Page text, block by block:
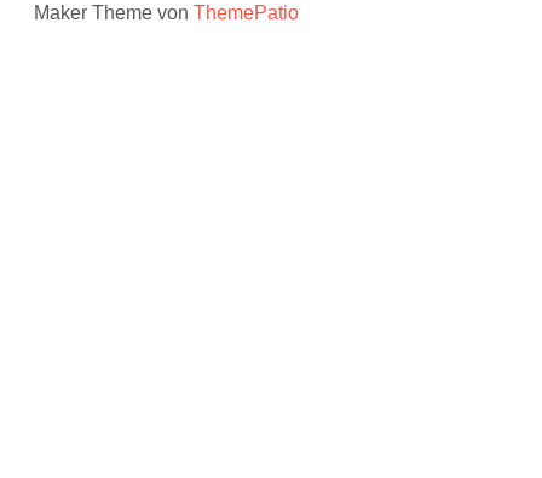
Maker Theme vonThemePatio